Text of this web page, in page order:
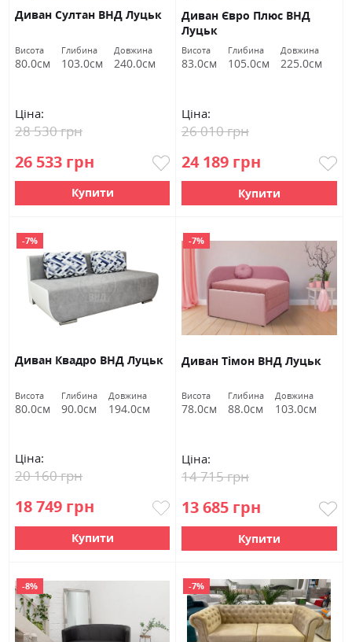
Диван Султан ВНД Луцьк
Висота
80.0см
Глибина
103.0см
Довжина
240.0см
Ціна:
26 533 грн
28 530 грн
Купити
Диван Євро Плюс ВНД
Луцьк
Висота
83.0см
Глибина
105.0см
Довжина
225.0см
Ціна:
24 189 грн
26 010 грн
Купити
-7%
Диван Квадро ВНД Луцьк
Висота
80.0см
Глибина
90.0см
Довжина
194.0см
Ціна:
18 749 грн
20 160 грн
Купити
-7%
Диван Тімон ВНД Луцьк
Висота
78.0см
Глибина
88.0см
Довжина
103.0см
Ціна:
13 685 грн
14 715 грн
Купити
-8% -7%